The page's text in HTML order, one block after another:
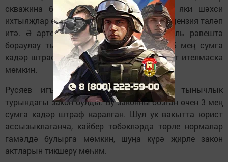
скважина биш метрдан тирәнрәк булса яки шәхси
ихтыяҗлар өчен генә кулланылмаса, ул лицензия таләп
итә. Ә артезиан скважинасын мөстәкыйль рәвештә
бораулау тыелган, аның өчен 3 меңнән 5 мең сумга
кадәр штраф салынырга һәм су алу рөхсәт ителмәскә
мөмкин.
Русяев игътибар иткән соңгы аспект тынычлык
турындагы закон булды. Бу законны бозган өчен 3 мең
сумга кадәр штраф каралган. Шул ук вакытта юрист
ассызыклаганча, кайбер төбәкләрдә төрле нормалар
гамәлдә булырга мөмкин, шуңа күрә җирле закон
актларын тикшерү мөһим.